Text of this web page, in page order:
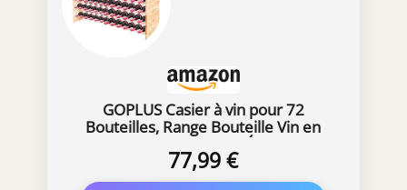
GOPLUS Casier à vin pour 72
Bouteilles, Range Bouteille Vin en
Bois de Pin Massif, 6 Étagères
Modulaires Installation DIY, Style
Naturel, 119 x 29 x 71,5CM
77,99 €